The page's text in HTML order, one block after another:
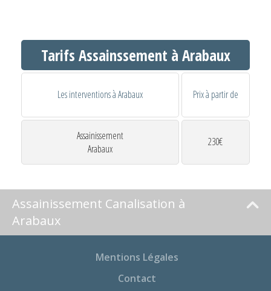
Tarifs Assainssement à Arabaux
Les interventions à Arabaux Prix à partir de
Assainissement
Arabaux
230€
Assainissement Canalisation à
Arabaux
Mentions Légales
Contact